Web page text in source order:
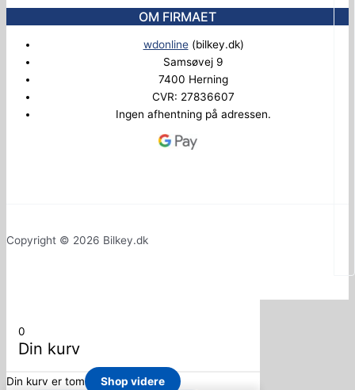
OM FIRMAET
wdonline(bilkey.dk)
Samsøvej 9
7400 Herning
CVR: 27836607
Ingen afhentning på adressen.
Copyright © 2026 Bilkey.dk
0
Din kurv
Din kurv er tom Shop videre